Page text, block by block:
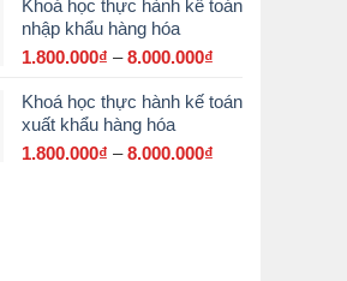
từ
đến
Khoá học thực hành kế toán
nhập khẩu hàng hóa
1.800.000₫ – 8.000.000₫
từ
Khoá học thực hành kế toán
xuất khẩu hàng hóa
1.800.000₫ – 8.000.000₫